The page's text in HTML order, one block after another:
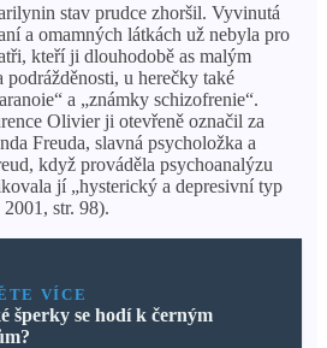
stav prudce zhoršil. Vyvinutá
a omamných látkách už nebyla pro
kteří ji dlouhodobě as malým
podrážděnosti, u herečky také
a „známky schizofrenie“.
Olivier ji otevřeně označil za
Freuda, slavná psycholožka a
když prováděla psychoanalýzu
jí „hysterický a depresivní typ
str. 98).
VÍCE
šperky se hodí k černým